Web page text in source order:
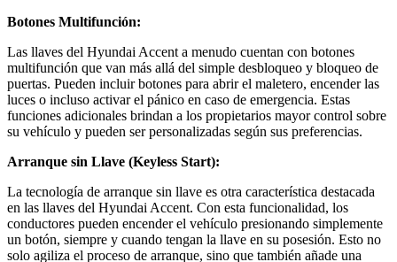
Botones Multifunción:
Las llaves del Hyundai Accent a menudo cuentan con botones
multifunción que van más allá del simple desbloqueo y bloqueo de
puertas. Pueden incluir botones para abrir el maletero, encender las
luces o incluso activar el pánico en caso de emergencia. Estas
funciones adicionales brindan a los propietarios mayor control sobre
su vehículo y pueden ser personalizadas según sus preferencias.
Arranque sin Llave (Keyless Start):
La tecnología de arranque sin llave es otra característica destacada
en las llaves del Hyundai Accent. Con esta funcionalidad, los
conductores pueden encender el vehículo presionando simplemente
un botón, siempre y cuando tengan la llave en su posesión. Esto no
solo agiliza el proceso de arranque, sino que también añade una